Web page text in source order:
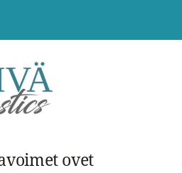
Gymnastics
ovet